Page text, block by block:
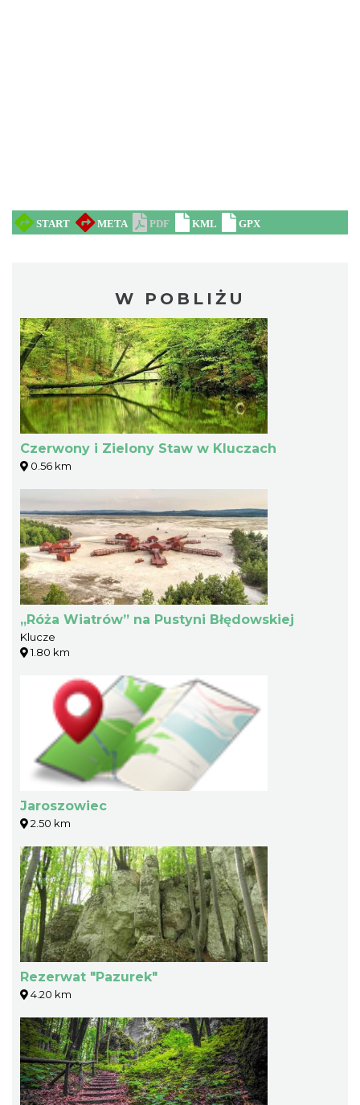
W POBLIŻU
Czerwony i Zielony Staw w Kluczach
0.56 km
„Róża Wiatrów” na Pustyni Błędowskiej
Klucze
1.80 km
Jaroszowiec
2.50 km
Rezerwat "Pazurek"
4.20 km